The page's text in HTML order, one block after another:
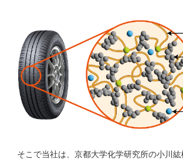
そこで当社は、京都大学化学研究所の小川紘